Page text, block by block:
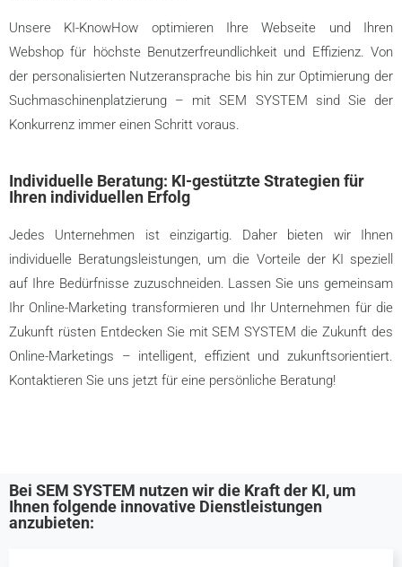
Unsere KI-KnowHow optimieren Ihre Webseite und Ihren
Webshop für höchste Benutzerfreundlichkeit und Effizienz. Von
der personalisierten Nutzeransprache bis hin zur Optimierung der
Suchmaschinenplatzierung – mit SEM SYSTEM sind Sie der
Konkurrenz immer einen Schritt voraus.
Individuelle Beratung: KI-gestützte Strategien für
Ihren individuellen Erfolg
Jedes Unternehmen ist einzigartig. Daher bieten wir Ihnen
individuelle Beratungsleistungen, um die Vorteile der KI speziell
auf Ihre Bedürfnisse zuzuschneiden. Lassen Sie uns gemeinsam
Ihr Online-Marketing transformieren und Ihr Unternehmen für die
Zukunft rüsten Entdecken Sie mit SEM SYSTEM die Zukunft des
Online-Marketings – intelligent, effizient und zukunftsorientiert.
Kontaktieren Sie uns jetzt für eine persönliche Beratung!
Bei SEM SYSTEM nutzen wir die Kraft der KI, um
Ihnen folgende innovative Dienstleistungen
anzubieten: